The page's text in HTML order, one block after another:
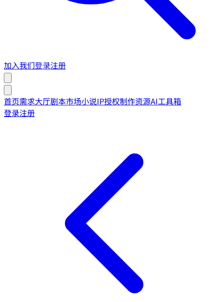
加入我们登录注册
首页需求大厅剧本市场小说IP授权制作资源AI工具箱
登录注册